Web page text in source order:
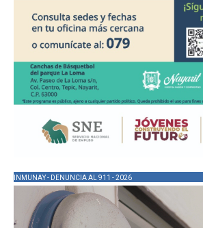
INMUNAY - DENUNCIA AL 911 - 2026